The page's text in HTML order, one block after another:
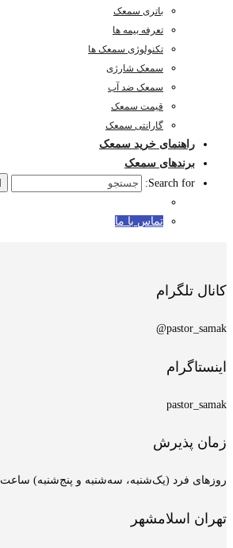
باتری سمعک
تعرفه بیمه ها
تکنولوژی سمعک ها
سمعک شارژی
سمعک ضد آب
قیمت سمعک
گارانتی سمعک
راهنمای خرید سمعک
برندهای سمعک
Search for:
تماس با ما
کانال تلگرام
pastor_samak@
اینستاگرام
pastor_samak
زمان پذیرش
روزهای فرد (یک‌شنبه، سه‌شنبه و پنج‌شنبه) ساعت 15:00 الی 20:00
تهران اسلامشهر